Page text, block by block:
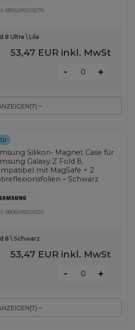
8806099229276
(7)
8 Ultra \ Lila
53,47 EUR inkl. MwSt
- +
Silikon- Magnet Case für
Galaxy Z Fold 8,
mit MagSafe + 2
– Schwarz
8806099229320
(7)
8 \ Schwarz
53,47 EUR inkl. MwSt
- +